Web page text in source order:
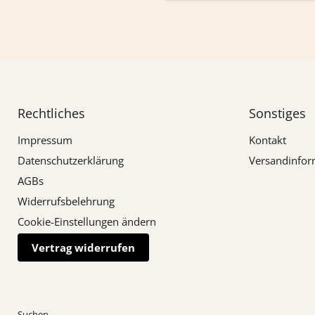
Rechtliches
Impressum
Datenschutzerklärung
AGBs
Widerrufsbelehrung
Cookie-Einstellungen ändern
Vertrag widerrufen
Sonstiges
Kontakt